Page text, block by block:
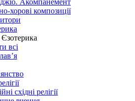
Акомпанемент
хорові композиції
Єзотерика
всі
східні релігії